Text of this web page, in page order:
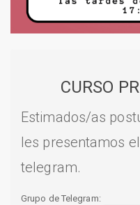
CURSO
Estimados/as
les presentamos
telegram.
Grupo de Telegram: